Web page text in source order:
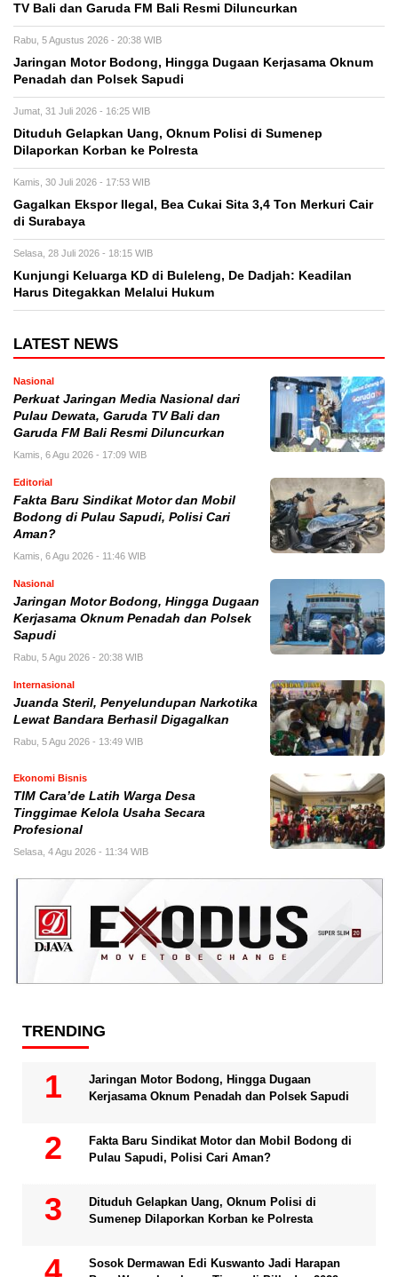
TV Bali dan Garuda FM Bali Resmi Diluncurkan
Rabu, 5 Agustus 2026 - 20:38 WIB
Jaringan Motor Bodong, Hingga Dugaan Kerjasama Oknum
Penadah dan Polsek Sapudi
Jumat, 31 Juli 2026 - 16:25 WIB
Dituduh Gelapkan Uang, Oknum Polisi di Sumenep
Dilaporkan Korban ke Polresta
Kamis, 30 Juli 2026 - 17:53 WIB
Gagalkan Ekspor Ilegal, Bea Cukai Sita 3,4 Ton Merkuri Cair
di Surabaya
Selasa, 28 Juli 2026 - 18:15 WIB
Kunjungi Keluarga KD di Buleleng, De Dadjah: Keadilan
Harus Ditegakkan Melalui Hukum
LATEST NEWS
Nasional
Perkuat Jaringan Media Nasional dari
Pulau Dewata, Garuda TV Bali dan
Garuda FM Bali Resmi Diluncurkan
Kamis, 6 Agu 2026 - 17:09 WIB
Editorial
Fakta Baru Sindikat Motor dan Mobil
Bodong di Pulau Sapudi, Polisi Cari
Aman?
Kamis, 6 Agu 2026 - 11:46 WIB
Nasional
Jaringan Motor Bodong, Hingga Dugaan
Kerjasama Oknum Penadah dan Polsek
Sapudi
Rabu, 5 Agu 2026 - 20:38 WIB
Internasional
Juanda Steril, Penyelundupan Narkotika
Lewat Bandara Berhasil Digagalkan
Rabu, 5 Agu 2026 - 13:49 WIB
Ekonomi Bisnis
TIM Cara’de Latih Warga Desa
Tinggimae Kelola Usaha Secara
Profesional
Selasa, 4 Agu 2026 - 11:34 WIB
TRENDING
Jaringan Motor Bodong, Hingga Dugaan
Kerjasama Oknum Penadah dan Polsek Sapudi
Fakta Baru Sindikat Motor dan Mobil Bodong di
Pulau Sapudi, Polisi Cari Aman?
Dituduh Gelapkan Uang, Oknum Polisi di
Sumenep Dilaporkan Korban ke Polresta
Sosok Dermawan Edi Kuswanto Jadi Harapan